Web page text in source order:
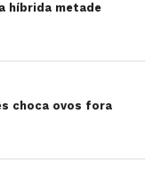
híbrida metade
choca ovos fora